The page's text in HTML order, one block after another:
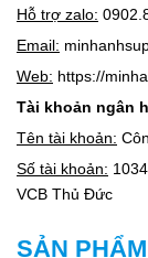
Hỗ trợ zalo:
Email:
Web: https://
Tài khoản ngân
Tên tài khoản:
Số tài khoản:
VCB Thủ Đức
SẢN PHẨM